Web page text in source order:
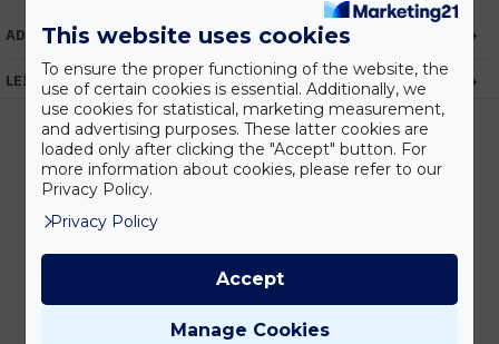
ADATOK
LEÍRÁS
Gyors kiszállítás
Készleten lévő termékeinket akár 24 órán belül megkaphatod!
This website uses cookies
To ensure the proper functioning of the website, the
use of certain cookies is essential. Additionally, we
use cookies for statistical, marketing measurement,
and advertising purposes. These latter cookies are
loaded only after clicking the "Accept" button. For
more information about cookies, please refer to our
Privacy Policy.
Privacy Policy
Manage Cookies
Accept